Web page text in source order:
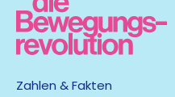
Zahlen & Fakten